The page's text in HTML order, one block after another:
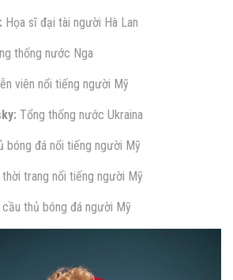
Họa sĩ đại tài người Hà Lan
thống nước Nga
viên nổi tiếng người Mỹ
Tổng thống nước Ukraina
bóng đá nổi tiếng người Mỹ
trang nổi tiếng người Mỹ
cầu thủ bóng đá người Mỹ